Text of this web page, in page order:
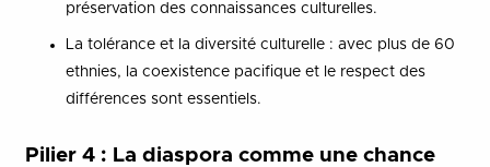
préservation des connaissances culturelles.
La tolérance et la diversité culturelle : avec plus de 60
ethnies, la coexistence pacifique et le respect des
différences sont essentiels.
Pilier 4 : La diaspora comme une chance